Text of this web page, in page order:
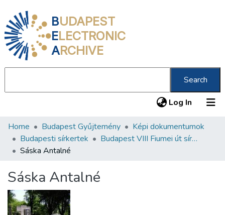
BUDAPEST
ELECTRONIC
ARCHIVE
Search
Log In (current)
Communities & Collections
All of DSpace
About us
Home Budapest Gyűjtemény
Képi dokumentumok
Budapesti sírkertek
Budapest VIII Fiumei út sírkert 2. rész
Sáska Antalné
Sáska Antalné